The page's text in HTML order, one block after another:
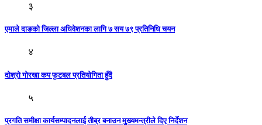
३
एमाले दाङको जिल्ला अधिवेशनका लागि ७ सय ७९ प्रतिनिधि चयन
४
दोश्रो गोरखा कप फुटबल प्रतियोगिता हुँदै
५
प्रगति समीक्षा कार्यसम्पादनलाई तीब्र बनाउन मुख्यमन्त्रीले दिए निर्देशन